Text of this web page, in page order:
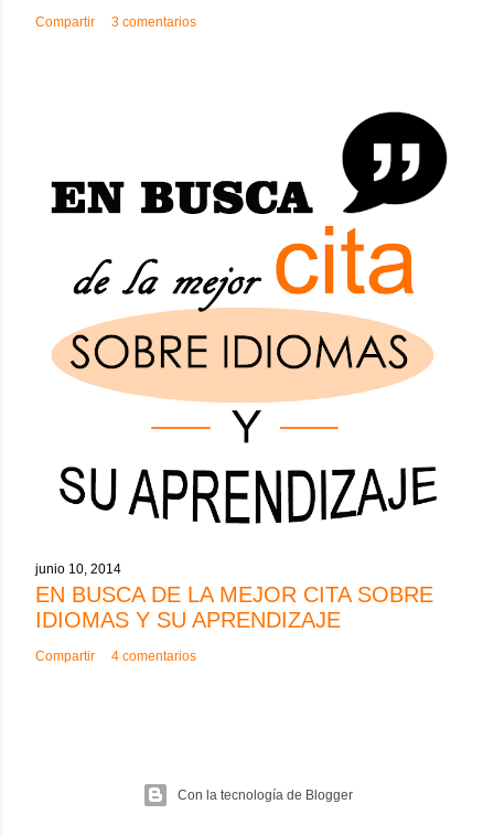
Compartir 3 comentarios
junio 10, 2014
EN BUSCA DE LA MEJOR CITA SOBRE
IDIOMAS Y SU APRENDIZAJE
Compartir 4 comentarios
Con la tecnología de Blogger